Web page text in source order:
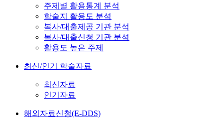
주제별 활용통계 분석
학술지 활용도 분석
복사/대출제공 기관 분석
복사/대출신청 기관 분석
활용도 높은 주제
최신/인기 학술자료
최신자료
인기자료
해외자료신청(E-DDS)